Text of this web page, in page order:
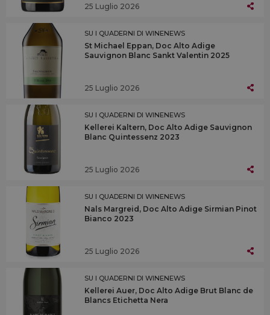
25 Luglio 2026
SU I QUADERNI DI WINENEWS
St Michael Eppan, Doc Alto Adige
Sauvignon Blanc Sankt Valentin 2025
25 Luglio 2026
SU I QUADERNI DI WINENEWS
Kellerei Kaltern, Doc Alto Adige Sauvignon
Blanc Quintessenz 2023
25 Luglio 2026
SU I QUADERNI DI WINENEWS
Nals Margreid, Doc Alto Adige Sirmian Pinot
Bianco 2023
25 Luglio 2026
SU I QUADERNI DI WINENEWS
Kellerei Auer, Doc Alto Adige Brut Blanc de
Blancs Etichetta Nera